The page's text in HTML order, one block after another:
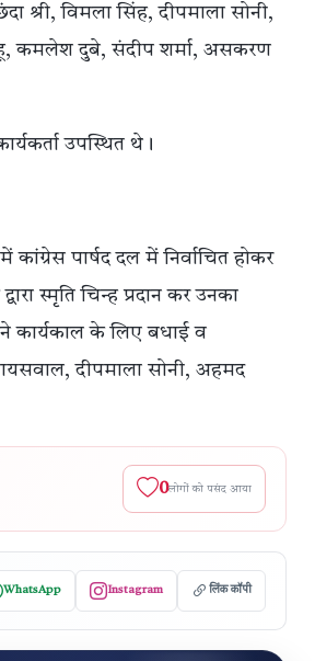
श्री, विमला सिंह, दीपमाला सोनी,
कमलेश दुबे, संदीप शर्मा, असकरण
उपस्थित थे।
पार्षद दल में निर्वाचित होकर
स्मृति चिन्ह प्रदान कर उनका
कार्यकाल के लिए बधाई व
दीपमाला सोनी, अहमद
0लोगों को पसंद आया
WhatsApp Instagram लिंक कॉपी